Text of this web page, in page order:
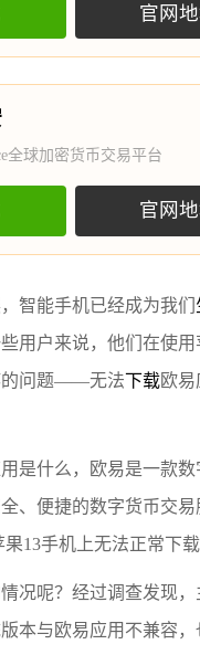
官网
全球加密货币交易平台
官网
智能手机已经成为我们
用户来说，他们在使用
的问题——无法下载欧易
是什么，欧易是一款
、便捷的数字货币交
13手机上无法正常下载
况呢？经过调查发现
本与欧易应用不兼容，